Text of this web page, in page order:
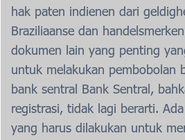
hak paten indienen dari
Braziliaanse dan
dokumen lain yang penting
untuk melakukan pembobolan
bank sentral Bank Sentral,
registrasi, tidak lagi berarti.
yang harus dilakukan untuk